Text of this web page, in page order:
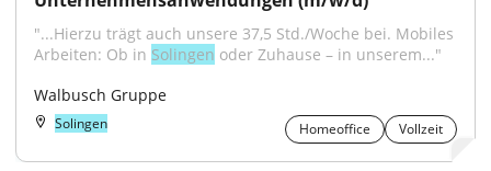
"...Hierzu trägt auch unsere 37,5 Std./Woche bei. Mobiles
Arbeiten: Ob in Solingen oder Zuhause – in unserem..."
Walbusch Gruppe
Solingen Homeoffice Vollzeit